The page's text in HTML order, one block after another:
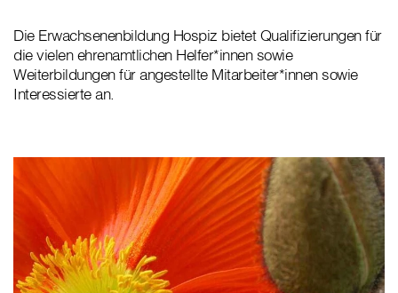
Die Erwachsenenbildung Hospiz bietet Qualifizierungen für
die vielen ehrenamtlichen Helfer*innen sowie
Weiterbildungen für angestellte Mitarbeiter*innen sowie
Interessierte an.